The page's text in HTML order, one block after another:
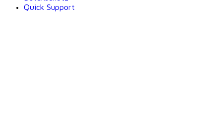
Quick Support